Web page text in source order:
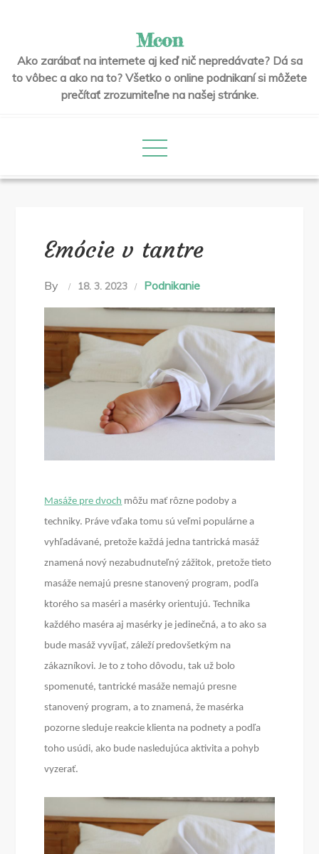
Mcon
Ako zarábať na internete aj keď nič nepredávate? Dá sa
to vôbec a ako na to? Všetko o online podnikaní si môžete
prečítať zrozumiteľne na našej stránke.
Emócie v tantre
By 18. 3. 2023 Podnikanie
Masáže pre dvoch môžu mať rôzne podoby a
techniky. Práve vďaka tomu sú veľmi populárne a
vyhľadávané, pretože každá jedna tantrická masáž
znamená nový nezabudnuteľný zážitok, pretože tieto
masáže nemajú presne stanovený program, podľa
ktorého sa maséri a masérky orientujú. Technika
každého maséra aj masérky je jedinečná, a to ako sa
bude masáž vyvíjať, záleží predovšetkým na
zákazníkovi. Je to z toho dôvodu, tak už bolo
spomenuté, tantrické masáže nemajú presne
stanovený program, a to znamená, že masérka
pozorne sleduje reakcie klienta na podnety a podľa
toho usúdi, ako bude nasledujúca aktivita a pohyb
vyzerať.